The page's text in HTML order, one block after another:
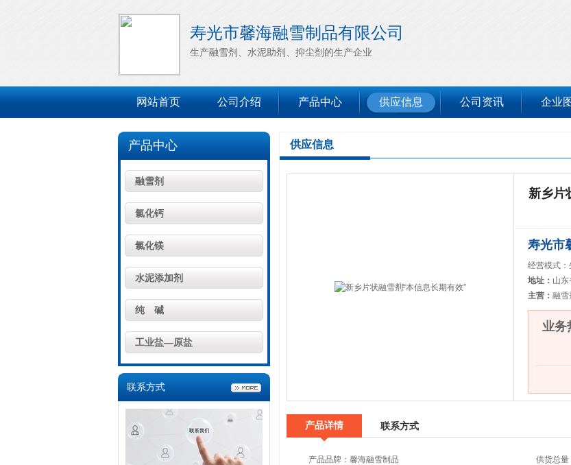
寿光市馨海融雪制品有限公司
生产融雪剂、水泥助剂、抑尘剂的生产企业
网站首页 公司介绍 产品中心 供应信息 公司资讯 企业
产品中心
融雪剂
氯化钙
氯化镁
水泥添加剂
纯 碱
工业盐—原盐
联系方式
供应信息
新乡片
寿光市
经营模式：
地址： 山东
主营： 融雪
业务
产品详情 联系方式
产品品牌：馨海融雪制品
供货总量